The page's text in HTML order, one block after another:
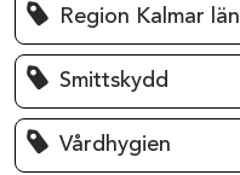
Region Kalmar län
Smittskydd
Vårdhygien